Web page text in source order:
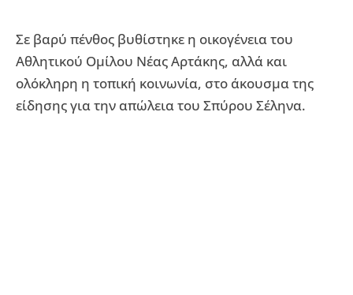
Σε βαρύ πένθος βυθίστηκε η οικογένεια του
Αθλητικού Ομίλου Νέας Αρτάκης, αλλά και
ολόκληρη η τοπική κοινωνία, στο άκουσμα της
είδησης για την απώλεια του Σπύρου Σέληνα.